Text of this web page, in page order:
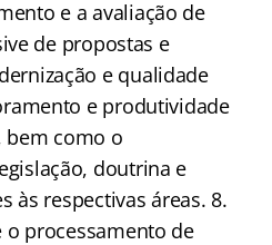
e a avaliação de
de propostas e
e qualidade
e produtividade
bem como o
doutrina e
às respectivas áreas. 8.
o processamento de